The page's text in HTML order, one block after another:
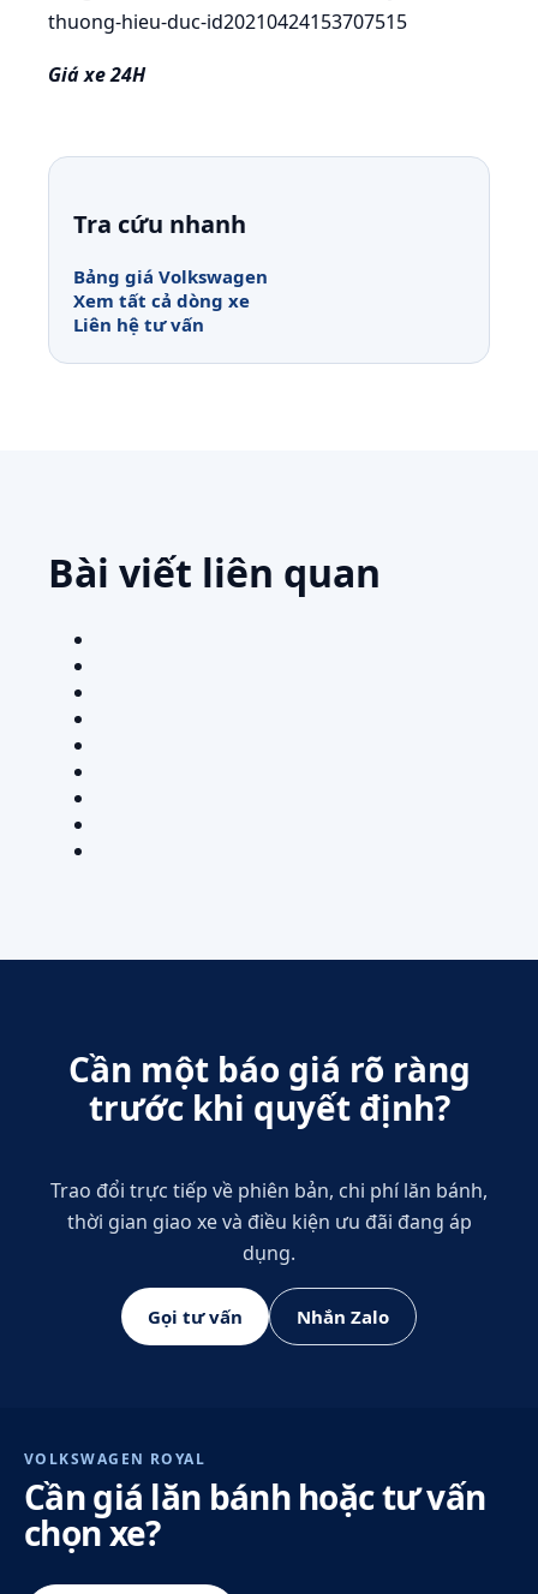
thuong-hieu-duc-id20210424153707515
Giá xe 24H
Tra cứu nhanh
Bảng giá Volkswagen
Xem tất cả dòng xe
Liên hệ tư vấn
Bài viết liên quan
Cần một báo giá rõ ràng
trước khi quyết định?
Trao đổi trực tiếp về phiên bản, chi phí lăn bánh,
thời gian giao xe và điều kiện ưu đãi đang áp
dụng.
Gọi tư vấn Nhắn Zalo
VOLKSWAGEN ROYAL
Cần giá lăn bánh hoặc tư vấn
chọn xe?